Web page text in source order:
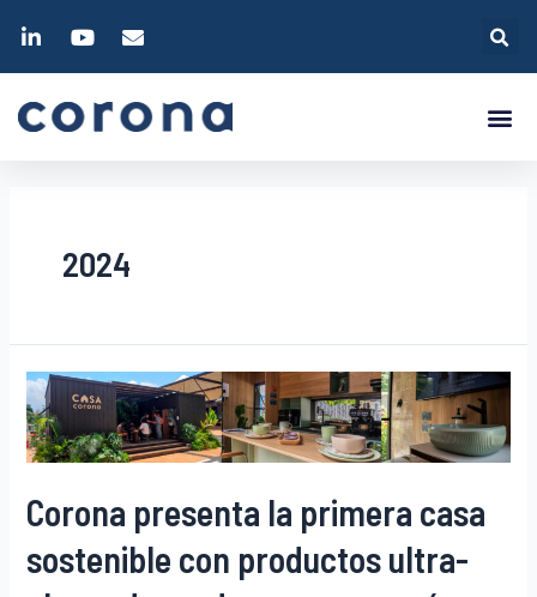
2024
Corona presenta la primera casa
sostenible con productos ultra-